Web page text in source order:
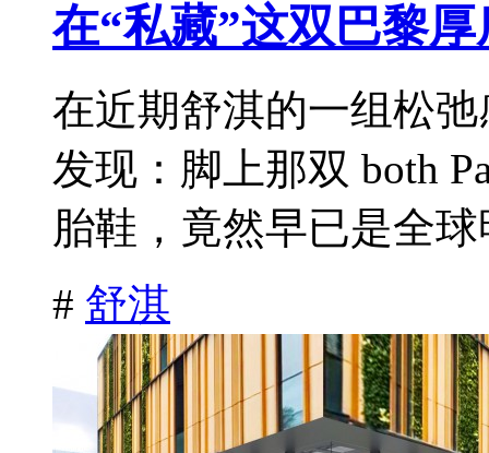
在“私藏”这双巴黎
在近期舒淇的一组松
发现：脚上那双 both
胎鞋，竟然早已是全
# 舒淇